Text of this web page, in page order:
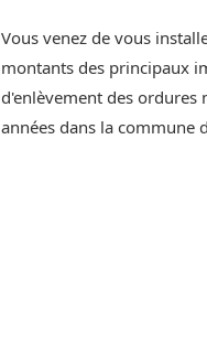
Vous venez de vous
montants des principaux
d'enlèvement des ordures
années dans la commune